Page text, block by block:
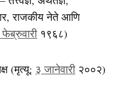
राजकीय नेते आणि
१९६८)
(मृत्यू: ३ जानेवारी२००२)